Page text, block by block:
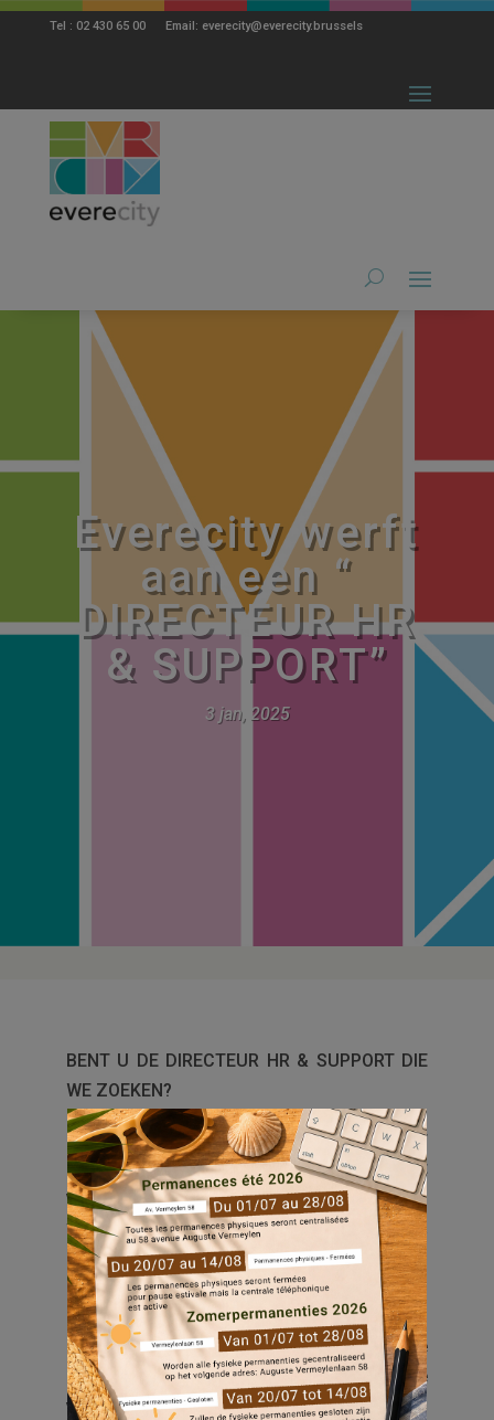
Tel : 02 430 65 00 Email: everecity@everecity.brussels
Everecity werft
aan een “
DIRECTEUR HR
& SUPPORT”
3 jan, 2025
BENT U DE DIRECTEUR HR & SUPPORT DIE
WE ZOEKEN?
Bij EVERECITY worden we gedreven door
een sterke ambitie: de wil tot empowerment
van onze bewoners vertalen in het dagelijks
werk van onze multidisciplinaire teams via
diverse co-con-structieprojecten.
In een context van ontwikkeling, zowel van
onze teams als van ons woningenpark,
steunen wij op een mensgerichte
organisatie (89 VTE) waar continue
verbetering en co-constructie diep
modal-check